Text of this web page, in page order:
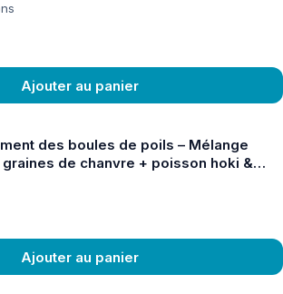
Ajouter au panier
des boules de poils – Mélange
graines de chanvre + poisson hoki &
100ml
Ajouter au panier